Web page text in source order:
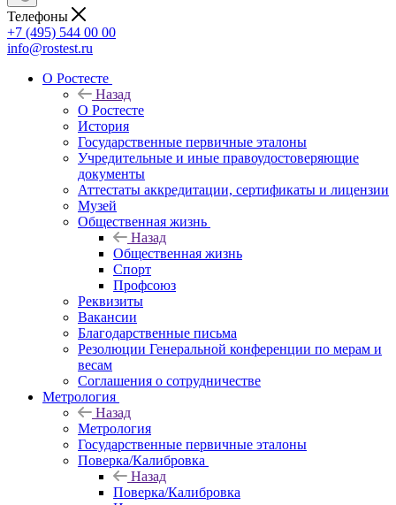
Телефоны
+7 (495) 544 00 00
info@rostest.ru
О Ростесте
Назад
О Ростесте
История
Государственные первичные эталоны
Учредительные и иные правоудостоверяющие
документы
Аттестаты аккредитации, сертификаты и лицензии
Музей
Общественная жизнь
Назад
Общественная жизнь
Спорт
Профсоюз
Реквизиты
Вакансии
Благодарственные письма
Резолюции Генеральной конференции по мерам и
весам
Соглашения о сотрудничестве
Метрология
Назад
Метрология
Государственные первичные эталоны
Поверка/Калибровка
Назад
Поверка/Калибровка